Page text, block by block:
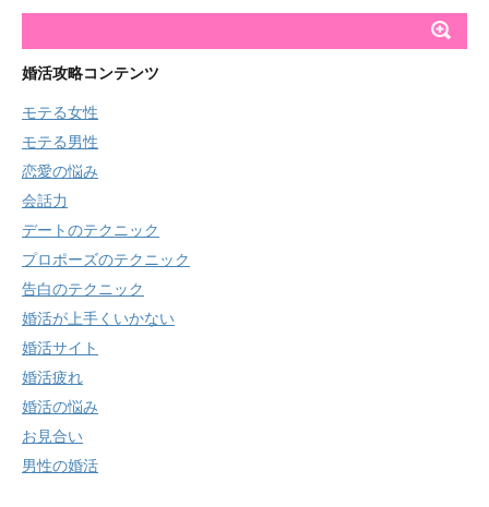
婚活攻略コンテンツ
モテる女性
モテる男性
恋愛の悩み
会話力
デートのテクニック
プロポーズのテクニック
告白のテクニック
婚活が上手くいかない
婚活サイト
婚活疲れ
婚活の悩み
お見合い
男性の婚活